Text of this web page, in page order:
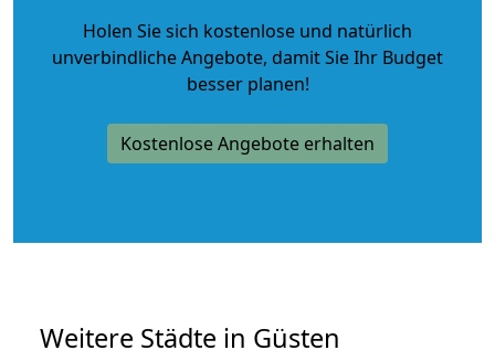
Holen Sie sich kostenlose und natürlich
unverbindliche Angebote, damit Sie Ihr Budget
besser planen!
Kostenlose Angebote erhalten
Weitere Städte in Güsten